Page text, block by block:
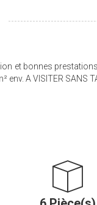
et bonnes
env. A VISITER SANS